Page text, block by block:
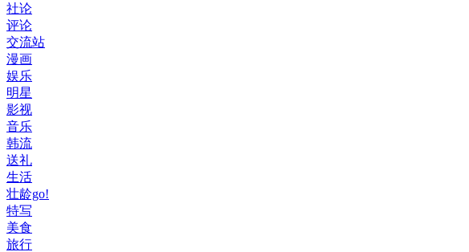
社论
评论
交流站
漫画
娱乐
明星
影视
音乐
韩流
送礼
生活
壮龄go!
特写
美食
旅行